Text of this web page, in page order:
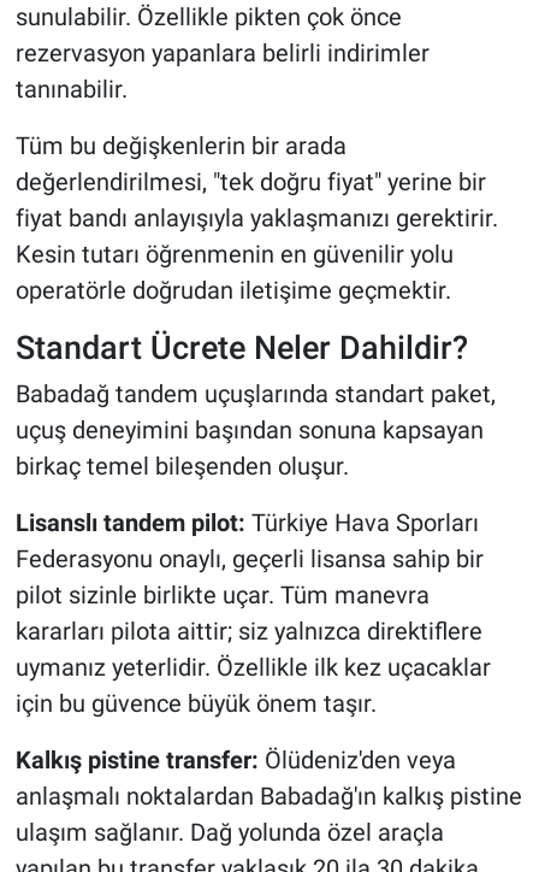
sunulabilir. Özellikle pikten çok önce
rezervasyon yapanlara belirli indirimler
tanınabilir.
Tüm bu değişkenlerin bir arada
değerlendirilmesi, "tek doğru fiyat" yerine bir
fiyat bandı anlayışıyla yaklaşmanızı gerektirir.
Kesin tutarı öğrenmenin en güvenilir yolu
operatörle doğrudan iletişime geçmektir.
Standart Ücrete Neler Dahildir?
Babadağ tandem uçuşlarında standart paket,
uçuş deneyimini başından sonuna kapsayan
birkaç temel bileşenden oluşur.
Lisanslı tandem pilot: Türkiye Hava Sporları
Federasyonu onaylı, geçerli lisansa sahip bir
pilot sizinle birlikte uçar. Tüm manevra
kararları pilota aittir; siz yalnızca direktiflere
uymanız yeterlidir. Özellikle ilk kez uçacaklar
için bu güvence büyük önem taşır.
Kalkış pistine transfer: Ölüdeniz'den veya
anlaşmalı noktalardan Babadağ'ın kalkış pistine
ulaşım sağlanır. Dağ yolunda özel araçla